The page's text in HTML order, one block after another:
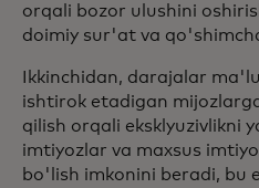
orqali bozor ulushini
doimiy sur'at va
Ikkinchidan, darajalar
ishtirok etadigan
qilish orqali eksklyuzivlikni
imtiyozlar va maxsus
bo'lish imkonini beradi, bu